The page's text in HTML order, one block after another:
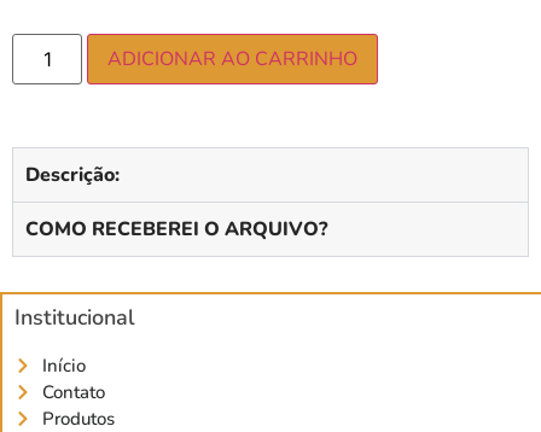
ADICIONAR AO CARRINHO
Descrição:
COMO RECEBEREI O ARQUIVO?
Institucional
Início
Contato
Produtos